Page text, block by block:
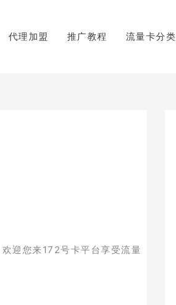
代理加盟 推广教程 流量卡分类
迎您来172号卡平台享受流量